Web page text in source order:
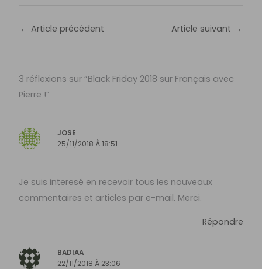
← Article précédent Article suivant →
3 réflexions sur “Black Friday 2018 sur Français avec
Pierre !”
JOSE
25/11/2018 À 18:51
Je suis interesé en recevoir tous les nouveaux
commentaires et articles par e-mail. Merci.
Répondre
BADIAA
22/11/2018 À 23:06